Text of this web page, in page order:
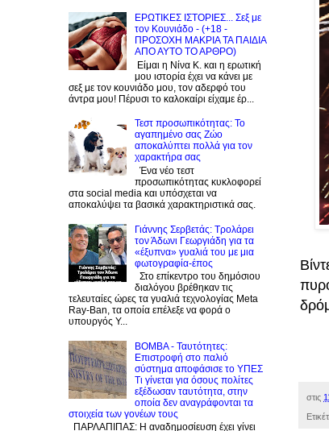
στις
ΕΡΩΤΙΚΕΣ ΙΣΤΟΡΙΕΣ... Σεξ με
τον Kουνιάδο - (+18 -
ΠΡΟΣΟΧΗ ΜΑΚΡΙΑ ΤΑ ΠΑΙΔΙΑ
ΑΠΟ ΑΥΤΟ ΤΟ ΑΡΘΡΟ)
Είμαι η Νίνα Κ. και η ερωτική
μου ιστορία έχει να κάνει με
σεξ με τον κουνιάδο μου, τον αδερφό του
άντρα μου! Πέρυσι το καλοκαίρι είχαμε έρ...
Τεστ προσωπικότητας: Το
αγαπημένο σας Zώο
αποκαλύπτει πολλά για τον
χαρακτήρα σας
Ένα νέο τεστ
προσωπικότητας κυκλοφορεί
στα social media και υπόσχεται να
αποκαλύψει τα βασικά χαρακτηριστικά σας.
Γιάννης Σερβετάς: Τρολάρει
τον Άδωνι Γεωργιάδη για τα
«έξυπνα» γυαλιά του με μια
φωτογραφία-έπος
Στο επίκεντρο του δημόσιου
διαλόγου βρέθηκαν τις
τελευταίες ώρες τα γυαλιά τεχνολογίας Meta
Ray-Ban, τα οποία επέλεξε να φορά ο
υπουργός Υ...
BOMBA - Ταυτότητες:
Eπιστροφή στο παλιό
σύστημα αποφάσισε το ΥΠΕΣ
Τι γίνεται για όσους πολίτες
εξέδωσαν ταυτότητα, στην
οποία δεν αναγράφονται τα
στοιχεία των γονέων τους
ΠΑΡΛΑΠΙΠΑΣ: Η αναδημοσίευση έχει γίνει